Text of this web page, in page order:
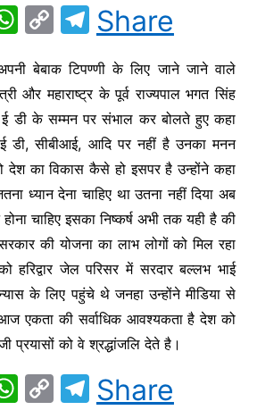
W
at
s
A
p
p
C
p
y
Li
n
k
T
el
e
gr
a
m
Share
बेबाक टिपण्णी के लिए जाने जाने वाले
और महाराष्ट्र के पूर्व राज्यपाल भगत सिंह
ई डी के सम्मन पर संभाल कर बोलते हुए कहा
डी, सीबीआई, आदि पर नहीं है उनका मनन
देश का विकास कैसे हो इसपर है उन्होंने कहा
ध्यान देना चाहिए था उतना नहीं दिया अब
चाहिए इसका निष्कर्ष अभी तक यही है की
की योजना का लाभ लोगों को मिल रहा
हरिद्वार जेल परिसर में सरदार बल्लभ भाई
के लिए पहुंचे थे जनहा उन्होंने मीडिया से
एकता की सर्वाधिक आवश्यकता है देश को
को वे श्रद्धांजलि देते है।
W C TShare